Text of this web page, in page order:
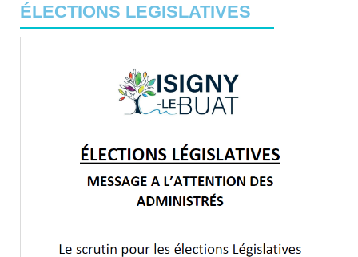
ÉLECTIONS LEGISLATIVES